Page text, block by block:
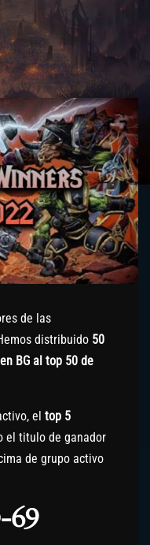
de las
distribuido 50
BG al top 50 de
el top 5
el titulo de ganador
de grupo activo
69